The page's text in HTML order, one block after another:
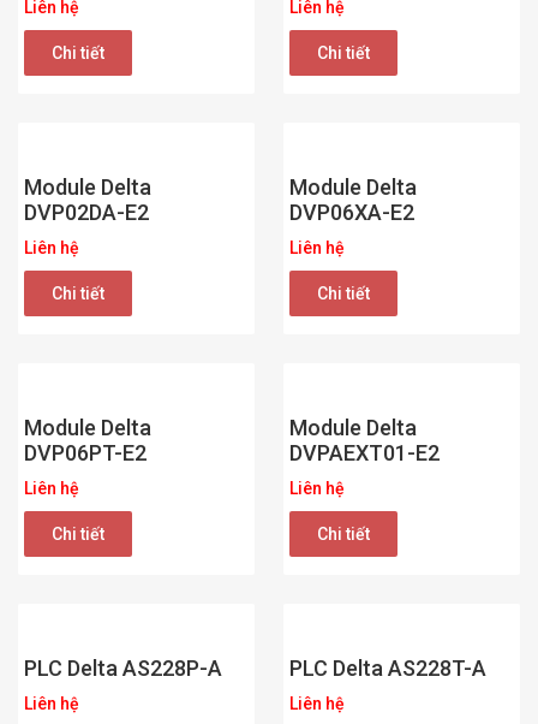
Liên hệ
Chi tiết
Liên hệ
Chi tiết
Module Delta
DVP02DA-E2
Liên hệ
Chi tiết
Module Delta
DVP06XA-E2
Liên hệ
Chi tiết
Module Delta
DVP06PT-E2
Liên hệ
Chi tiết
Module Delta
DVPAEXT01-E2
Liên hệ
Chi tiết
PLC Delta AS228P-A
Liên hệ
PLC Delta AS228T-A
Liên hệ